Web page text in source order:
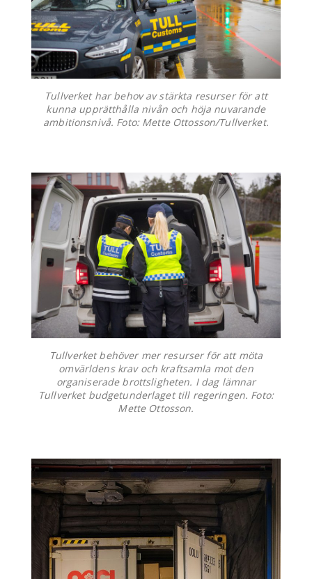
Tullverket har behov av stärkta resurser för att
kunna upprätthålla nivån och höja nuvarande
ambitionsnivå. Foto: Mette Ottosson/Tullverket.
Tullverket behöver mer resurser för att möta
omvärldens krav och kraftsamla mot den
organiserade brottsligheten. I dag lämnar
Tullverket budgetunderlaget till regeringen. Foto:
Mette Ottosson.